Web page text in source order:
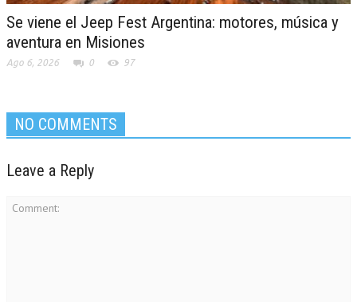
Se viene el Jeep Fest Argentina: motores, música y
aventura en Misiones
Ago 6, 2026 0 97
NO COMMENTS
Leave a Reply